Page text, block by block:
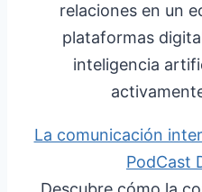
relaciones en un
plataformas
inteligencia
La comunicación
PodCast